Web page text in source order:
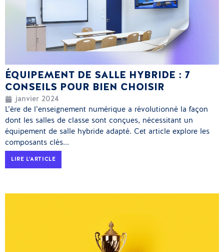
ÉQUIPEMENT DE SALLE HYBRIDE : 7
CONSEILS POUR BIEN CHOISIR
janvier 2024
L’ère de l’enseignement numérique a révolutionné la façon
dont les salles de classe sont conçues, nécessitant un
équipement de salle hybride adapté. Cet article explore les
composants clés...
LIRE L'ARTICLE